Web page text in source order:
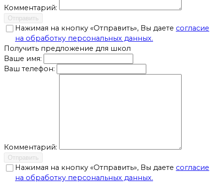
Комментарий:
Отправить
Нажимая на кнопку «Отправить», Вы даете согласие
на обработку персональных данных.
Получить предложение для школ
Ваше имя:
Ваш телефон:
Комментарий:
Отправить
Нажимая на кнопку «Отправить», Вы даете согласие
на обработку персональных данных.